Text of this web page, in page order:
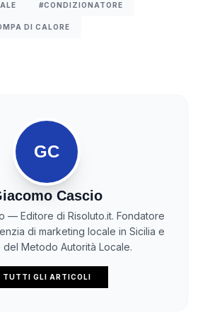
#CONDIZIONATORE
DI CALORE
GC
Cascio
— Editore di Risoluto.it. Fondatore
di marketing locale in Sicilia e
Metodo Autorità Locale.
TUTTI GLI ARTICOLI